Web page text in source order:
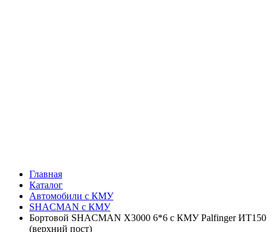
Главная
Каталог
Автомобили с КМУ
SHACMAN с КМУ
Бортовой SHACMAN X3000 6*6 с КМУ Palfinger ИТ150
(верхний пост)